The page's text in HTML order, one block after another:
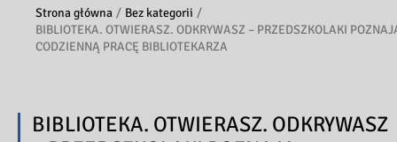
Strona główna
Bez kategorii
BIBLIOTEKA. OTWIERASZ. ODKRYWASZ – PRZEDSZKOLAKI
CODZIENNĄ PRACĘ BIBLIOTEKARZA
BIBLIOTEKA. OTWIERASZ. ODKRYWASZ